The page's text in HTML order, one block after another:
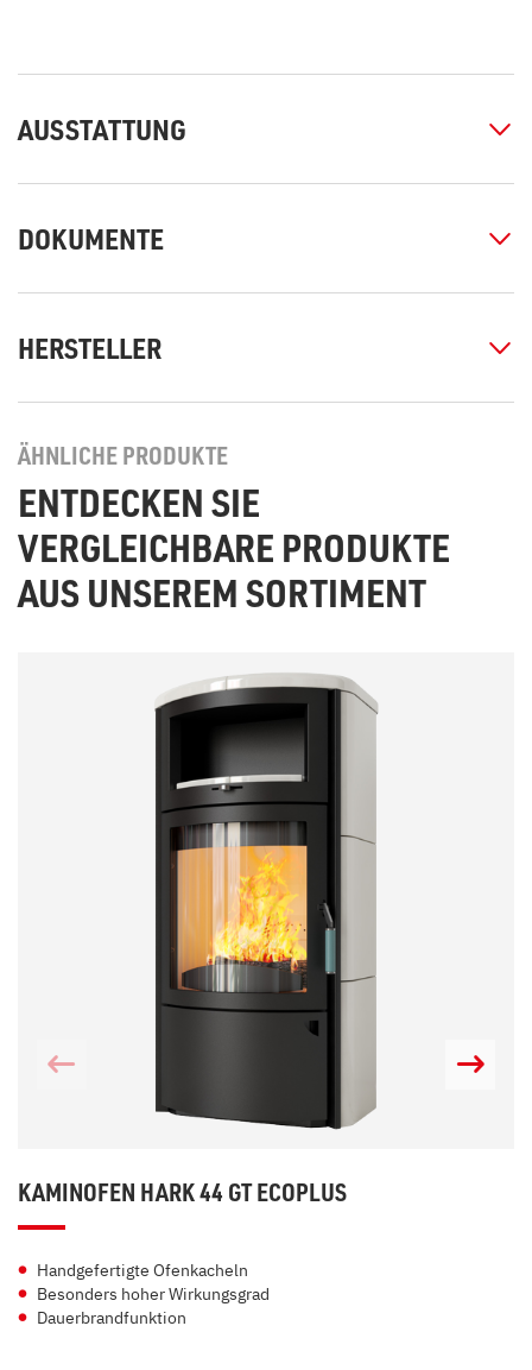
AUSSTATTUNG
DOKUMENTE
HERSTELLER
ÄHNLICHE PRODUKTE
ENTDECKEN SIE
VERGLEICHBARE PRODUKTE
AUS UNSEREM SORTIMENT
KAMINOFEN HARK 44 GT ECOPLUS
Handgefertigte Ofenkacheln
Besonders hoher Wirkungsgrad
Dauerbrandfunktion